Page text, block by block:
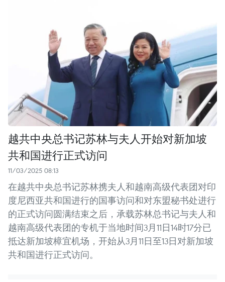
越共中央总书记苏林与夫人开始对新加坡
共和国进行正式访问
11/03/2025 08:13
在越共中央总书记苏林携夫人和越南高级代表团对印
度尼西亚共和国进行的国事访问和对东盟秘书处进行
的正式访问圆满结束之后，承载苏林总书记与夫人和
越南高级代表团的专机于当地时间3月11日14时17分已
抵达新加坡樟宜机场，开始从3月11日至13日对新加坡
共和国进行正式访问。